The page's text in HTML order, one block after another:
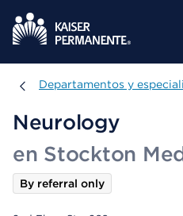
Departamentos y
Departamentos y
Neurology
en Stockton
By referral only